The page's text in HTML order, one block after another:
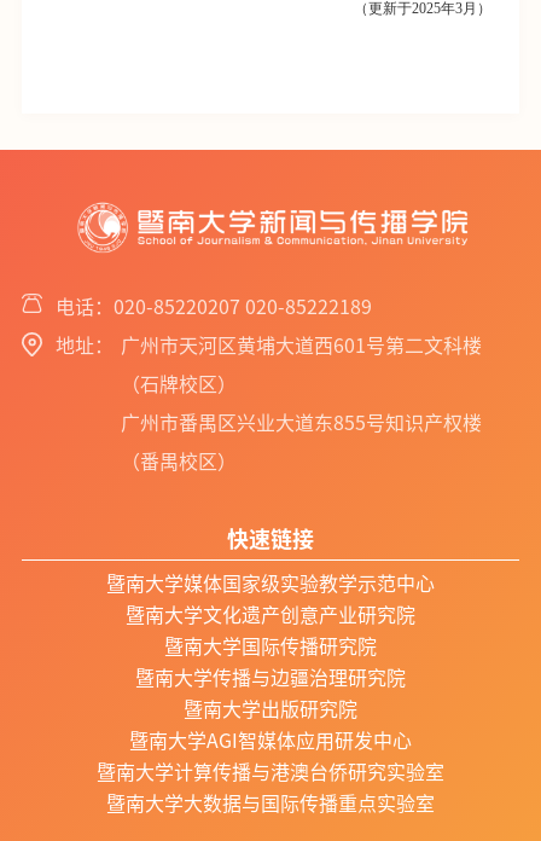
（更新于2025年3月）
电话：020-85220207 020-85222189
地址：
广州市天河区黄埔大道西601号第二文科楼
（石牌校区）
广州市番禺区兴业大道东855号知识产权楼
（番禺校区）
快速链接
暨南大学媒体国家级实验教学示范中心
暨南大学文化遗产创意产业研究院
暨南大学国际传播研究院
暨南大学传播与边疆治理研究院
暨南大学出版研究院
暨南大学AGI智媒体应用研发中心
暨南大学计算传播与港澳台侨研究实验室
暨南大学大数据与国际传播重点实验室